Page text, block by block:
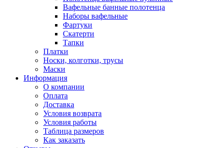
Вафельные банные полотенца
Наборы вафельные
Фартуки
Скатерти
Тапки
Платки
Носки, колготки, трусы
Маски
Информация
О компании
Оплата
Доставка
Условия возврата
Условия работы
Таблица размеров
Как заказать